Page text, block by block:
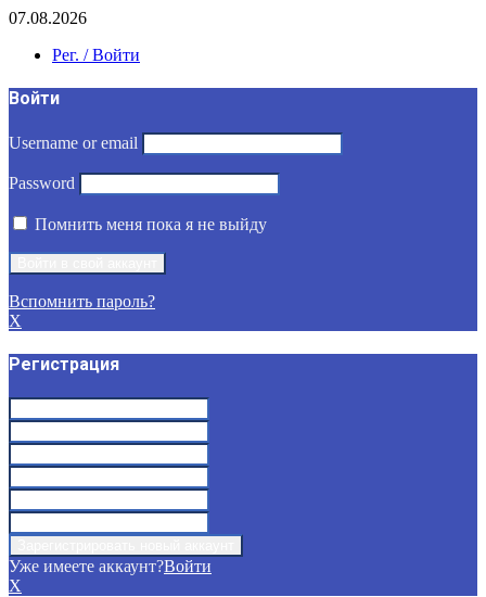
07.08.2026
Рег. / Войти
Войти
Username or email
Password
Помнить меня пока я не выйду
Вспомнить пароль?
X
Регистрация
Уже имеете аккаунт?Войти
X